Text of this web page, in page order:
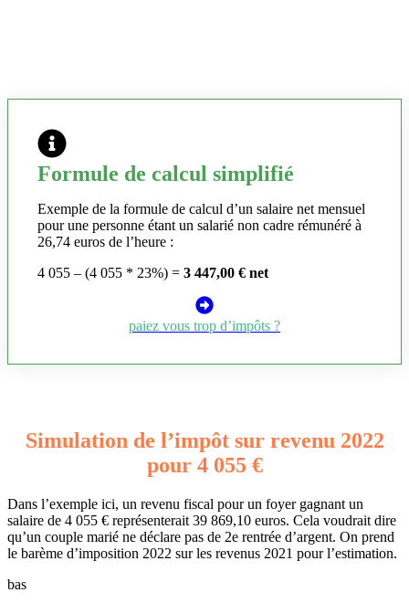
Formule de calcul simplifié
Exemple de la formule de calcul d’un salaire net mensuel
pour une personne étant un salarié non cadre rémunéré à
26,74 euros de l’heure :
4 055 – (4 055 * 23%) = 3 447,00 € net
paiez vous trop d’impôts ?
Simulation de l’impôt sur revenu 2022
pour 4 055 €
Dans l’exemple ici, un revenu fiscal pour un foyer gagnant un
salaire de 4 055 € représenterait 39 869,10 euros. Cela voudrait dire
qu’un couple marié ne déclare pas de 2e rentrée d’argent. On prend
le barème d’imposition 2022 sur les revenus 2021 pour l’estimation.
bas